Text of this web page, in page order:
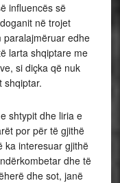
influencës së
në trojet
edhe
larta shqiptare me
si diçka që nuk
shqiptar.
shtypit dhe liria e
por për të gjithë
ka interesuar gjithë
dhe të
dhe sot, janë